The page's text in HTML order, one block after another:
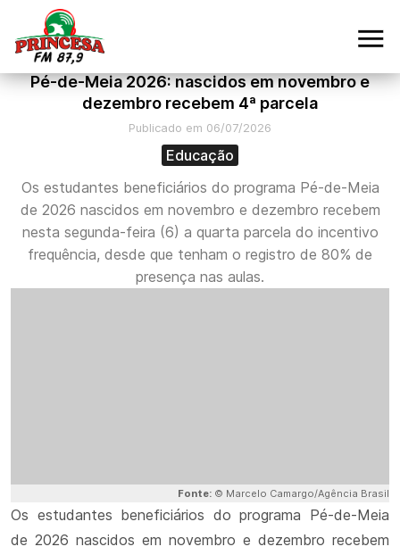
Pé-de-Meia 2026: nascidos em novembro e
dezembro recebem 4ª parcela
Publicado em 06/07/2026
Educação
Os estudantes beneficiários do programa Pé-de-Meia
de 2026 nascidos em novembro e dezembro recebem
nesta segunda-feira (6) a quarta parcela do incentivo
frequência, desde que tenham o registro de 80% de
presença nas aulas.
Fonte: © Marcelo Camargo/Agência Brasil
Os estudantes beneficiários do programa Pé-de-Meia
de 2026 nascidos em novembro e dezembro recebem